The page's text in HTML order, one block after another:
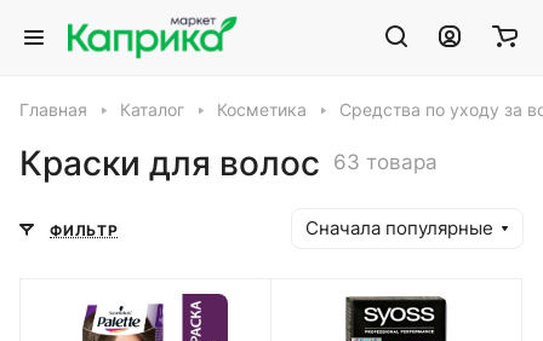
Главная Каталог Косметика Средства по уходу за
Краски для волос 63 товара
ФИЛЬТР Сначала популярные